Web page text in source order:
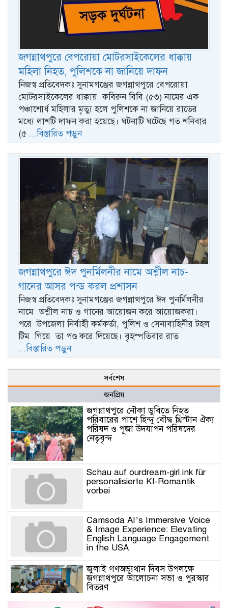
জগন্নাথপুরে বেপরোয়া মোটরসাইকেলের ধাক্কায়
মহিলা নিহত, পুলিশকে না জানিয়ে দাফন
নিজস্ব প্রতিবেদকঃ সুনামগঞ্জের জগন্নাথপুরে বেপরোয়া
মোটরসাইকেলের ধাক্কায় কবিরুন বিবি (৫৩) নামের এক
পঞ্চাশোর্ধ মহিলার মৃত্যু হলে পুলিশকে না জানিয়ে রাতের
মধ্যে লাশটি দাফন করা হয়েছে। ঘটনাটি ঘটেছে গত শনিবার
(৫ ...বিস্তারিত পড়ুন
জগন্নাথপুরে ঈদ পুনর্মিলনীর নামে অশ্লীল নাচ-
গানের আসর পন্ড করল প্রশাসন
নিজস্ব প্রতিবেদকঃ সুনামগঞ্জের জগন্নাথপুরে ঈদ পুনর্মিলনীর
নামে অশ্লীল নাচ ও গানের আয়োজন করে আয়োজকরা।
পরে উপজেলা নির্বাহী কর্মকর্তা, পুলিশ ও সেনাবাহিনীর টহল
টিম গিয়ে তা পণ্ড করে দিয়েছে। বৃহস্পতিবার রাত
...বিস্তারিত পড়ুন
সর্বশেষ
জনপ্রিয়
জগন্নাথপুরে নৌকা ডুবিতে নিহত
পরিবারের পাশে হিন্দু বৌদ্ধ খ্রিস্টান ঐক্য
পরিষদ ও পূজা উদযাপন পরিষদের
নেতৃবৃন্দ
Schau auf ourdream-girl.ink für
personalisierte KI-Romantik
vorbei
Camsoda AI’s Immersive Voice
& Image Experience: Elevating
English Language Engagement
in the USA
জুলাই গণঅভ্যূথান দিবস উপলক্ষে
জগন্নাথপুরে আলোচনা সভা ও পুরস্কার
বিতরণ